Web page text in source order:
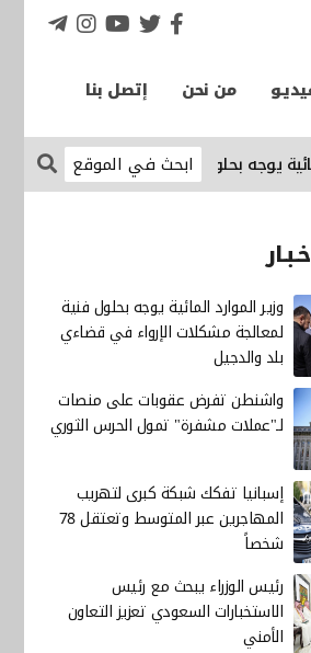
من نحن إتصل بنا
يوجه بحلول فنية لمعالجة مشكلات الإرواء
وزير الموارد المائية يوجه بحلول فنية
لمعالجة مشكلات الإرواء في قضاءي
بلد والدجيل
واشنطن تفرض عقوبات على منصات
لـ"عملات مشفرة" تمول الحرس الثوري
إسبانيا تفكك شبكة كبرى لتهريب
المهاجرين عبر المتوسط وتعتقل 78
شخصاً
رئيس الوزراء يبحث مع رئيس
الاستخبارات السعودي تعزيز التعاون
الأمني